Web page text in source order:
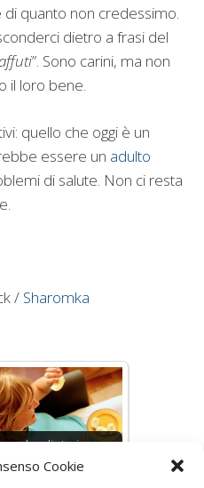
Cookie
quanto non credessimo.
dietro a frasi del
”. Sono carini, ma non
il loro bene.
quello che oggi è un
essere un adulto
di salute. Non ci resta
/ Sharomka
La dieta in
gravidanza può